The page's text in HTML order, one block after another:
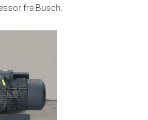
fra Busch.